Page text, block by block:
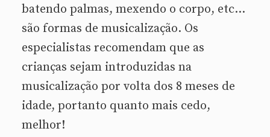
batendo palmas, mexendo o corpo, etc…
são formas de musicalização. Os
especialistas recomendam que as
crianças sejam introduzidas na
musicalização por volta dos 8 meses de
idade, portanto quanto mais cedo,
melhor!